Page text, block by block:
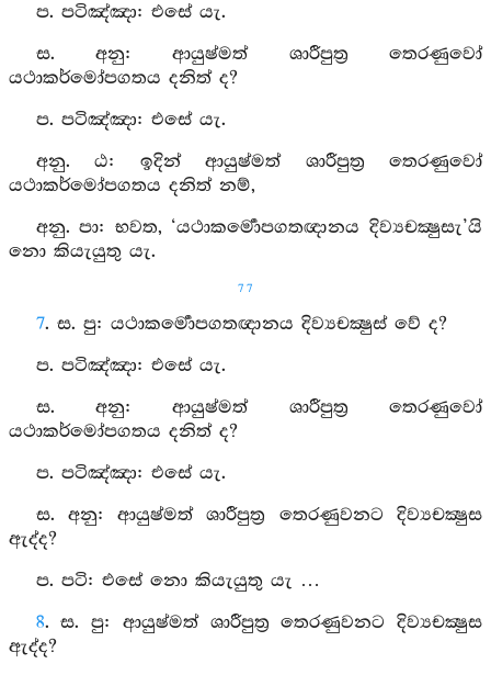
ප. පටිඤ්ඤා: එසේ යැ.
ස. අනු: ආයුෂ්මත් ශාරීපුත්‍ර තෙරණුවෝ
යථාකර්මෝපගතය දනිත් ද?
ප. පටිඤ්ඤා: එසේ යැ.
අනු. ඨ: ඉදින් ආයුෂ්මත් ශාරීපුත්‍ර තෙරණුවෝ
යථාකර්මෝපගතය දනිත් නම්,
අනු. පා: භවත, ‘යථාකර්‍මොපගතඥානය දිව්‍යචක්‍ෂුසැ’යි
නො කියැයුතු යැ.
77
7. ස. පු: යථාකර්‍මොපගතඥානය දිව්‍යචක්‍ෂුස් වේ ද?
ප. පටිඤ්ඤා: එසේ යැ.
ස. අනු: ආයුෂ්මත් ශාරීපුත්‍ර තෙරණුවෝ
යථාකර්මෝපගතය දනිත් ද?
ප. පටිඤ්ඤා: එසේ යැ.
ස. අනු: ආයුෂ්මත් ශාරීපුත්‍ර තෙරණුවනට දිව්‍යචක්‍ෂුස
ඇද්ද?
ප. පටි: එසේ නො කියැයුතු යැ …
8. ස. පු: ආයුෂ්මත් ශාරීපුත්‍ර තෙරණුවනට දිව්‍යචක්‍ෂුස
ඇද්ද?